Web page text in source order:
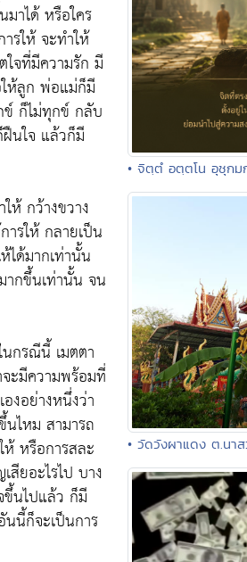
าได้ หรือใคร
รให้ จะทำให้
ใจที่มีความรัก มี
ห้ลูก พ่อแม่ก็มี
ข์ ก็ไม่ทุกข์ กลับ
นใจ แล้วก็มี
ห้ กว้างขวาง
รให้ กลายเป็น
ได้มากเท่านั้น
ากขึ้นเท่านั้น จน
กรณีนี้ เมตตา
ะมีความพร้อมที่
งอย่างหนึ่งว่า
นไหม สามารถ
ห้ หรือการสละ
ยอะไรไป บาง
นไปแล้ว ก็มี
นนี้ก็จะเป็นการ
• จิตฺตํ อตฺตโน อุชุกม
• วัดวังผาแดง ต.นา